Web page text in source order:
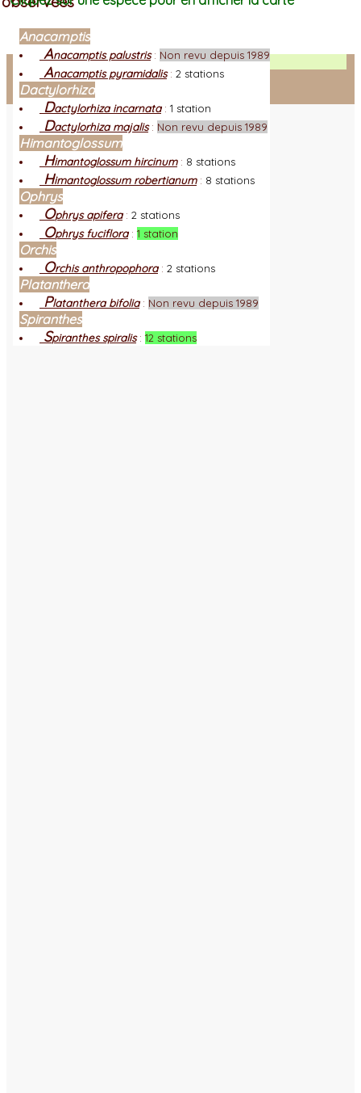
Facebook
Connexion adhérent
Anacamptis
Anacamptis palustris: Non revu depuis 1989
Anacamptis pyramidalis: 2 stations
Dactylorhiza
Dactylorhiza incarnata: 1 station
Dactylorhiza majalis: Non revu depuis 1989
Himantoglossum
Himantoglossum hircinum: 8 stations
Himantoglossum robertianum: 8 stations
Ophrys
Ophrys apifera: 2 stations
Ophrys fuciflora: 1 station
Orchis
Orchis anthropophora: 2 stations
Platanthera
Platanthera bifolia: Non revu depuis 1989
Spiranthes
Spiranthes spiralis: 12 stations